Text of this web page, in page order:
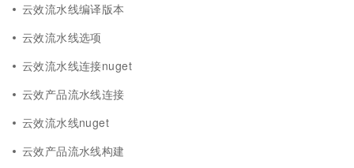
云效流水线编译版本
云效流水线选项
云效流水线连接nuget
云效产品流水线连接
云效流水线nuget
云效产品流水线构建